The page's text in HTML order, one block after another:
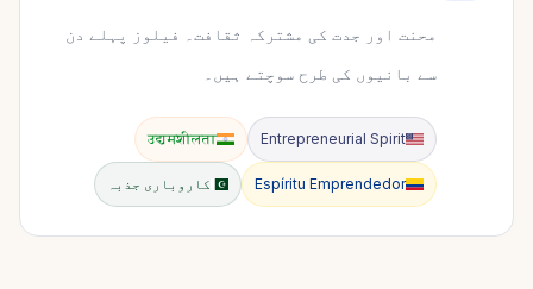
محنت اور جدت کی مشترکہ ثقافت۔ فیلوز پہلے دن
سے بانیوں کی طرح سوچتے ہیں۔
Entrepreneurial Spirit
उद्यमशीलता
Espíritu Emprendedor کاروباری جذبہ